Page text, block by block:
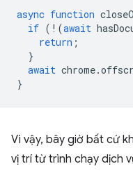
async function
if ( ! (await
return ;
}
await chrome.
}
Vì vậy, bây giờ bất cứ
vị trí từ trình chạy dịch